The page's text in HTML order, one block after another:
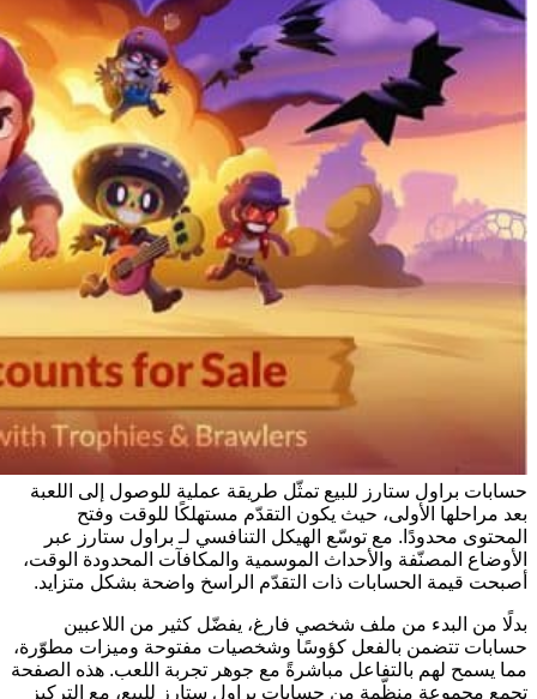
حسابات براول ستارز للبيع تمثّل طريقة عملية للوصول إلى اللعبة
بعد مراحلها الأولى، حيث يكون التقدّم مستهلكًا للوقت وفتح
المحتوى محدودًا. مع توسّع الهيكل التنافسي لـ براول ستارز عبر
الأوضاع المصنّفة والأحداث الموسمية والمكافآت المحدودة الوقت،
أصبحت قيمة الحسابات ذات التقدّم الراسخ واضحة بشكل متزايد.
بدلًا من البدء من ملف شخصي فارغ، يفضّل كثير من اللاعبين
حسابات تتضمن بالفعل كؤوسًا وشخصيات مفتوحة وميزات مطوّرة،
مما يسمح لهم بالتفاعل مباشرةً مع جوهر تجربة اللعب. هذه الصفحة
تجمع مجموعة منظّمة من حسابات براول ستارز للبيع، مع التركيز